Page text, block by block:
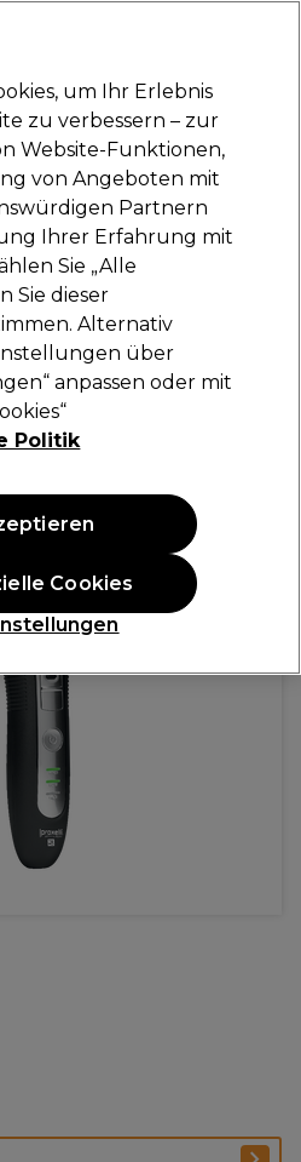
Anmelden
Elektrogeräte Saloneinrichtung
Lieferzeiten
erfahren
Haarschneidegerät
um Ihr Erlebnis
zu verbessern – zur
Website-Funktionen,
von Angeboten mit
Partnern
Ihrer Erfahrung mit
Sie „Alle
Sie dieser
Alternativ
über
anpassen oder mit
Politik
Cookies